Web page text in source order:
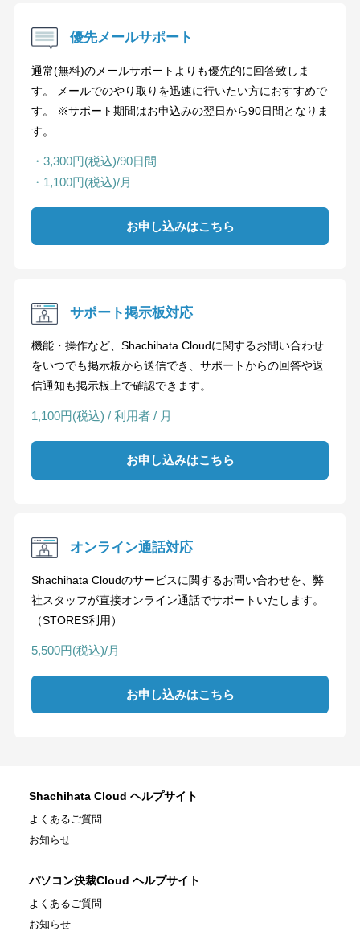
優先メールサポート
通常(無料)のメールサポートよりも優先的に回答致しま
す。 メールでのやり取りを迅速に行いたい方におすすめで
す。 ※サポート期間はお申込みの翌日から90日間となりま
す。
・3,300円(税込)/90日間
・1,100円(税込)/月
お申し込みはこちら
サポート掲示板対応
機能・操作など、Shachihata Cloudに関するお問い合わせ
をいつでも掲示板から送信でき、サポートからの回答や返
信通知も掲示板上で確認できます。
1,100円(税込) / 利用者 / 月
お申し込みはこちら
オンライン通話対応
Shachihata Cloudのサービスに関するお問い合わせを、弊
社スタッフが直接オンライン通話でサポートいたします。
（STORES利用）
5,500円(税込)/月
お申し込みはこちら
Shachihata Cloud ヘルプサイト
よくあるご質問
お知らせ
パソコン決裁Cloud ヘルプサイト
よくあるご質問
お知らせ